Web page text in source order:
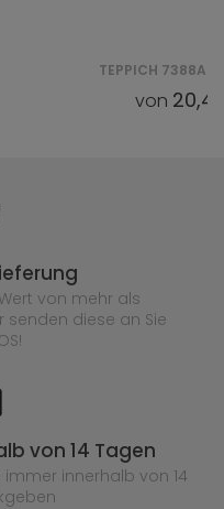
von20,47
von mehr als
senden diese an Sie
von 14 Tagen
immer innerhalb von 14